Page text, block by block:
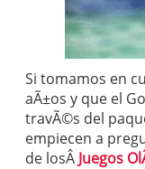
Si tomamos en
aÃ±os y que el
travÃ©s del
empiecen a
de losÂ Juegos